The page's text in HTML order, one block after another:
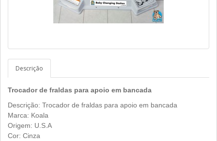
Descrição
Trocador de fraldas para apoio em bancada
Descrição: Trocador de fraldas para apoio em bancada
Marca: Koala
Origem: U.S.A
Cor: Cinza